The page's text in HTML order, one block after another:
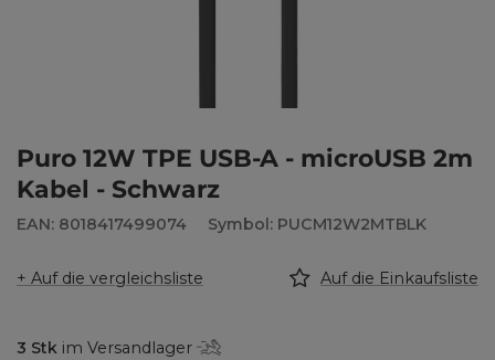
Puro 12W TPE USB-A - microUSB 2m
Kabel - Schwarz
EAN: 8018417499074 Symbol: PUCM12W2MTBLK
+ Auf die vergleichsliste Auf die Einkaufsliste
3 Stk im Versandlager